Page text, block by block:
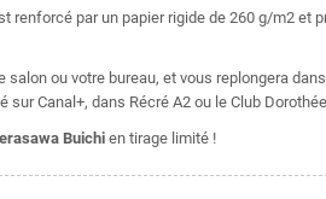
renforcé par un papier rigide de 260 g/m2 et
ou votre bureau, et vous replongera
Canal+, dans Récré A2 ou le Club
Buichi en tirage limité !